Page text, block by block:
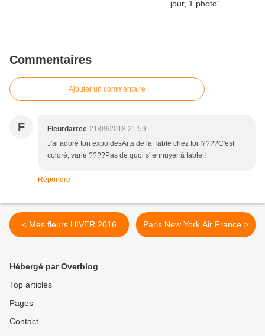
Commentaires
Ajouter un commentaire
F Fleurdarree 21/09/2018 21:59
J'ai adoré ton expo desArts de la Table chez toi !????C'est
coloré, varié ????Pas de quoi s' ennuyer à table.!
Répondre
< Mes fleurs HIVER 2016 Paris New York Air France >
Hébergé par Overblog
Top articles
Pages
Contact